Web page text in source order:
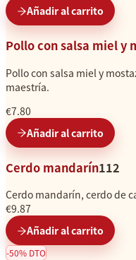
Añadir al carrito
Pollo con salsa miel y
Pollo con salsa miel y
maestría.
€7.80
Añadir al carrito
Cerdo mandarín112
Cerdo mandarín, cerdo de
€9.87
Añadir al carrito
-50% DTO